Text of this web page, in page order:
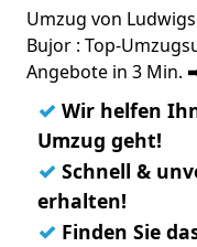
Umzug von
Bujor : Top-
Angebote in 3 Min.
✓ Wir helfen
Umzug geht!
✓ Schnell &
erhalten!
✓ Finden Sie